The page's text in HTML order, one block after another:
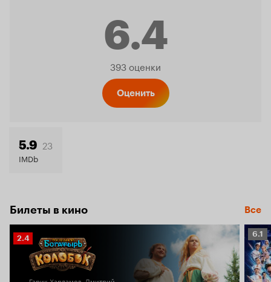
6.4
Рейтинг
393 оценки
Оценить
5.9 23
IMDb
Билеты в кино Все
Рейтинг
Кинопоиска
2.4
6.1
6.1